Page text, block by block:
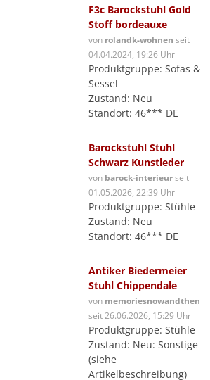
F3c Barockstuhl Gold
Stoff bordeauxe
von rolandk-wohnen seit
04.04.2024, 19:26 Uhr
Produktgruppe: Sofas &
Sessel
Zustand: Neu
Standort: 46*** DE
Barockstuhl Stuhl
Schwarz Kunstleder
von barock-interieurseit
01.05.2026, 22:39 Uhr
Produktgruppe: Stühle
Zustand: Neu
Standort: 46*** DE
Antiker Biedermeier
Stuhl Chippendale
von memoriesnowandthen
seit 26.06.2026, 15:29 Uhr
Produktgruppe: Stühle
Zustand: Neu: Sonstige
(siehe
Artikelbeschreibung)